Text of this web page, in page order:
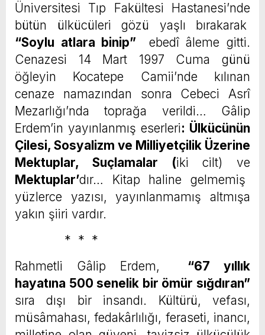
Üniversitesi Tıp Fakültesi Hastanesi’nde
bütün ülkücüleri gözü yaşlı bırakarak
“Soylu atlara binip” ebedî âleme gitti.
Cenazesi 14 Mart 1997 Cuma günü
öğleyin Kocatepe Camii’nde kılınan
cenaze namazından sonra Cebeci Asrî
Mezarlığı’nda toprağa verildi… Gâlip
Erdem’in yayınlanmış eserleri: Ülkücünün
Çilesi, Sosyalizm ve Milliyetçilik Üzerine
Mektuplar, Suçlamalar (iki cilt) ve
Mektuplar’dır… Kitap haline gelmemiş
yüzlerce yazısı, yayınlanmamış altmışa
yakın şiiri vardır.
* * *
Rahmetli Gâlip Erdem, “67 yıllık
hayatına 500 senelik bir ömür sığdıran”
sıra dışı bir insandı. Kültürü, vefası,
müsâmahası, fedakârlılığı, feraseti, inancı,